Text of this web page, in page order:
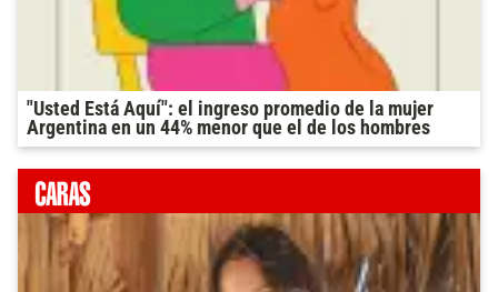
"Usted Está Aquí": el ingreso promedio de la mujer
Argentina en un 44% menor que el de los hombres